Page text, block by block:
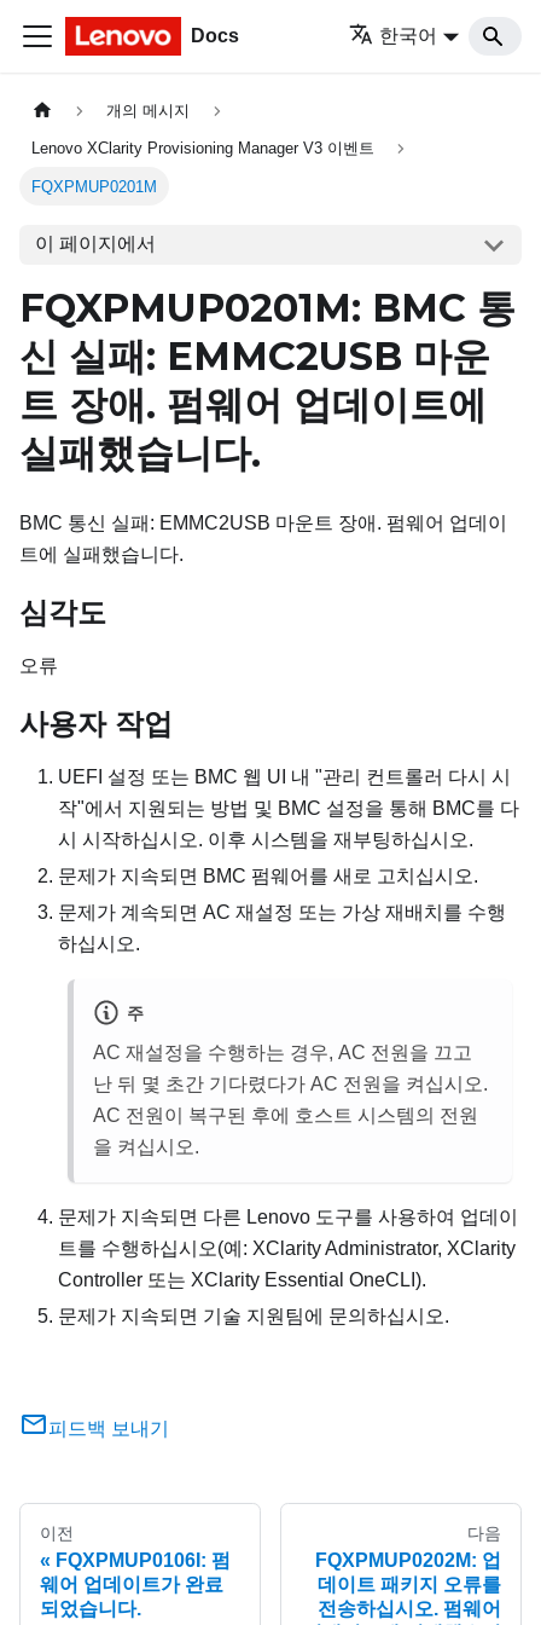
Docs 한국어
개의 메시지
Lenovo XClarity Provisioning Manager V3 이벤트
FQXPMUP0201M
이 페이지에서
FQXPMUP0201M: BMC 통
신 실패: EMMC2USB 마운
트 장애. 펌웨어 업데이트에
실패했습니다.
BMC 통신 실패: EMMC2USB 마운트 장애. 펌웨어 업데이
트에 실패했습니다.
심각도
오류
사용자 작업
UEFI 설정 또는 BMC 웹 UI 내 "관리 컨트롤러 다시 시
작"에서 지원되는 방법 및 BMC 설정을 통해 BMC를 다
시 시작하십시오. 이후 시스템을 재부팅하십시오.
문제가 지속되면 BMC 펌웨어를 새로 고치십시오.
문제가 계속되면 AC 재설정 또는 가상 재배치를 수행
하십시오.
주
AC 재설정을 수행하는 경우, AC 전원을 끄고
난 뒤 몇 초간 기다렸다가 AC 전원을 켜십시오.
AC 전원이 복구된 후에 호스트 시스템의 전원
을 켜십시오.
문제가 지속되면 다른 Lenovo 도구를 사용하여 업데이
트를 수행하십시오(예: XClarity Administrator, XClarity
Controller 또는 XClarity Essential OneCLI).
문제가 지속되면 기술 지원팀에 문의하십시오.
피드백 보내기
이전
FQXPMUP0106I: 펌
웨어 업데이트가 완료
되었습니다.
다음
FQXPMUP0202M: 업
데이트 패키지 오류를
전송하십시오. 펌웨어